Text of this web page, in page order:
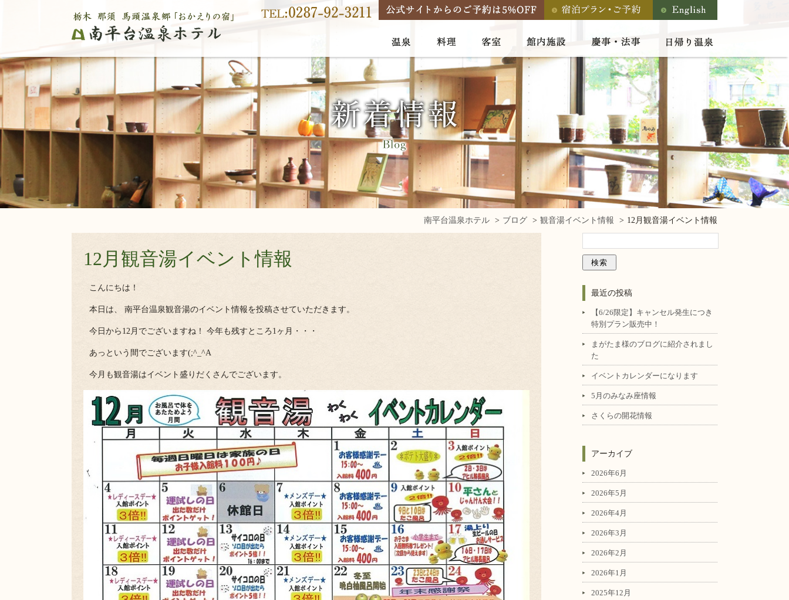
南平台温泉ホテル ブログ 観音湯イベント情報 12月観音湯イベント情報
12月観音湯イベント情報
こんにちは！
本日は、 南平台温泉観音湯のイベント情報を投稿させていただきます。
今日から12月でございますね！ 今年も残すところ1ヶ月・・・
あっという間でございます(;^_^A
今月も観音湯はイベント盛りだくさんでございます。
最近の投稿
【6/26限定】キャンセル発生につき
特別プラン販売中！
まがたま様のブログに紹介されまし
た
イベントカレンダーになります
5月のみなみ座情報
さくらの開花情報
アーカイブ
2026年6月
2026年5月
2026年4月
2026年3月
2026年2月
2026年1月
2025年12月